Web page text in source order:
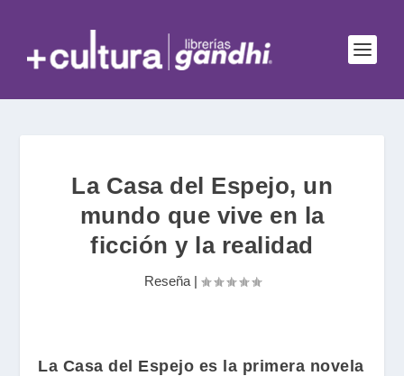
La Casa del Espejo, un
mundo que vive en la
ficción y la realidad
Reseña|
La Casa del Espejo es la primera novela